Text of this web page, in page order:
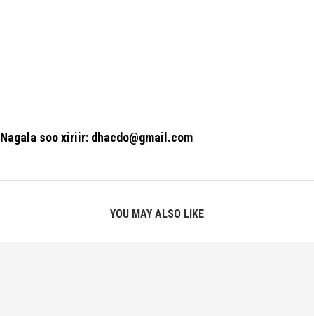
Nagala soo xiriir: dhacdo@gmail.com
YOU MAY ALSO LIKE